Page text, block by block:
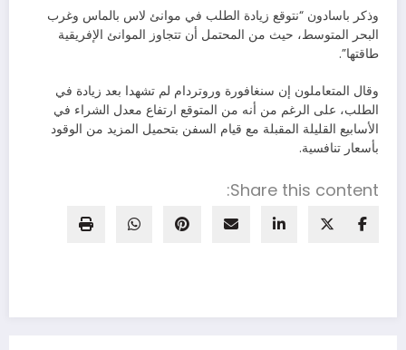
وذكر باسادون “نتوقع زيادة الطلب في موانئ لاس بالماس وغرب
البحر المتوسط، حيث من المحتمل أن تتجاوز الموانئ الإفريقية
طاقتها”.
وقال المتعاملون إن سنغافورة وروتردام لم تشهدا بعد زيادة في
الطلب، على الرغم من أنه من المتوقع ارتفاع معدل الشراء في
الأسابيع القليلة المقبلة مع قيام السفن بتحميل المزيد من الوقود
بأسعار تنافسية.
Share this content: